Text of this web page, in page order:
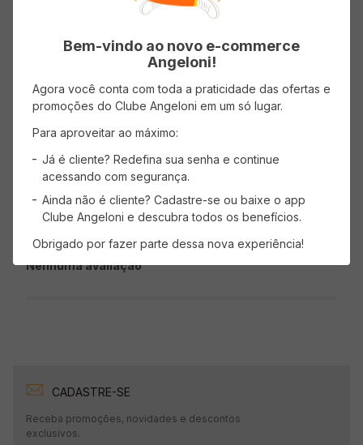
Avaliações
Classificação média: 0
Faça login para escrever uma avaliação.
Mais recentes Todos
Nenhuma avaliação
CADASTRE-SE
Receba promoções, novidades e descontos
exclusivos.
Bem-vindo ao novo e-commerce
Angeloni!
Agora você conta com toda a praticidade das ofertas e
promoções do Clube Angeloni em um só lugar.
Para aproveitar ao máximo:
Já é cliente? Redefina sua senha e continue
acessando com segurança.
Ainda não é cliente? Cadastre-se ou baixe o app
Clube Angeloni e descubra todos os benefícios.
Obrigado por fazer parte dessa nova experiência!